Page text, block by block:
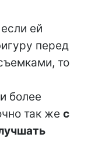
ей
перед
то
более
так же с